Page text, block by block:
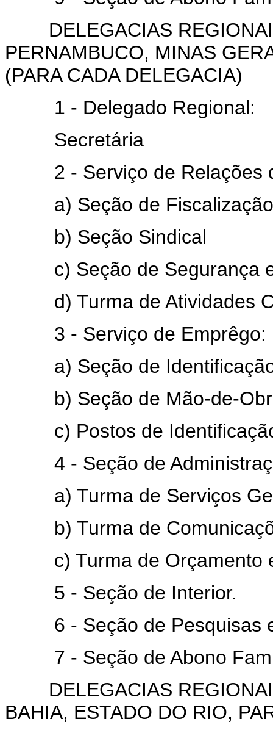
DELEGACIAS
PERNAMBUCO, MINAS
(PARA CADA DELEGACIA)
1 - Delegado Regional:
Secretária
2 - Serviço de Relações
a) Seção de Fiscalização
b) Seção Sindical
c) Seção de Segurança e
d) Turma de Atividades
3 - Serviço de Emprêgo:
a) Seção de Identificação
b) Seção de Mão-de-Obra
c) Postos de
4 - Seção de
a) Turma de Serviços
b) Turma de
c) Turma de Orçamento e
5 - Seção de Interior.
6 - Seção de Pesquisas e
7 - Seção de Abono
DELEGACIAS
BAHIA, ESTADO DO RIO,